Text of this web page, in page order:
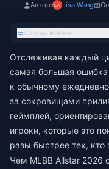
Автор: Lisa Wang
Содержание
Отслеживая каждый
самая большая
к обычному
за сокровищами
геймплей,
игроки, которые это
разы быстрее тех, кто
Чем MLBB Allstar 2026